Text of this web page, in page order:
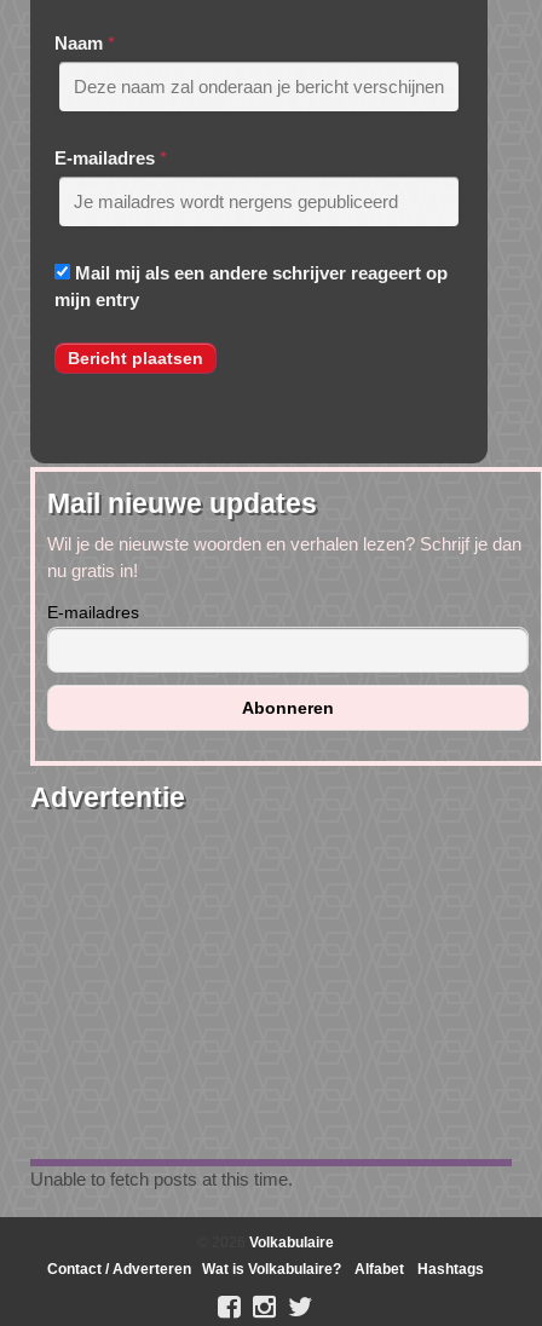
Naam *
E-mailadres *
Mail mij als een andere schrijver reageert op
mijn entry
Mail nieuwe updates
Wil je de nieuwste woorden en verhalen lezen? Schrijf je dan
nu gratis in!
E-mailadres
Advertentie
Unable to fetch posts at this time.
Volkabulaire
Contact / Adverteren
Wat is Volkabulaire? Alfabet Hashtags